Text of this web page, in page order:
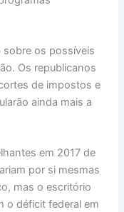
sobre os possíveis
Os republicanos
de impostos e
ainda mais a
em 2017 de
por si mesmas
mas o escritório
o déficit federal em